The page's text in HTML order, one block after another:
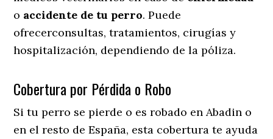
o accidente de tu perro. Puede
ofrecerconsultas, tratamientos, cirugías y
hospitalización, dependiendo de la póliza.
Cobertura por Pérdida o Robo
Si tu perro se pierde o es robado en Abadin o
en el resto de España, esta cobertura te ayuda